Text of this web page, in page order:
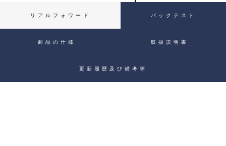
リアルフォワード バックテスト
商品の仕様 取扱説明書
更新履歴及び備考等